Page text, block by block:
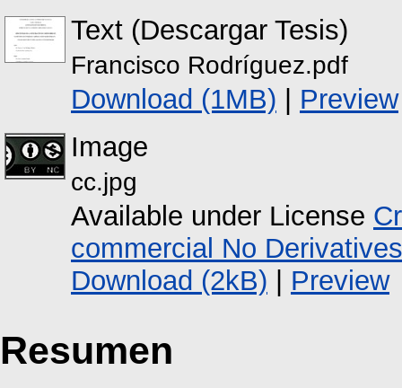
Text (Descargar Tesis)
Francisco Rodríguez.pdf
Download (1MB) | Preview
Image
cc.jpg
Available under License
commercial No Derivatives
Download (2kB) | Preview
Resumen